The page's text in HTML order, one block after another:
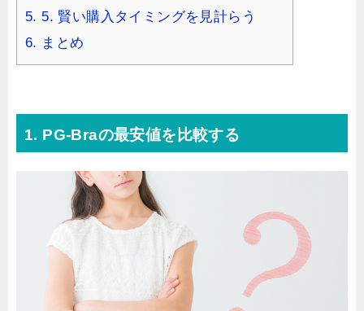
5. 5. 賢い購入タイミングを見計らう
6. まとめ
1. PG-Braの最安値を比較する